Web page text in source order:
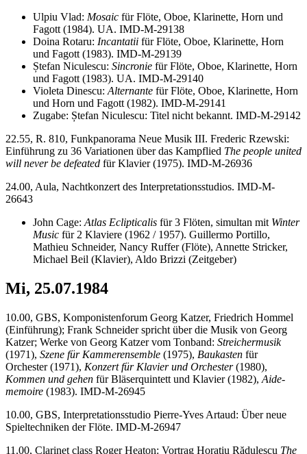
Ulpiu Vlad: Mosaic für Flöte, Oboe, Klarinette, Horn und
Fagott (1984). UA. IMD-M-29138
Doina Rotaru: Incantatii für Flöte, Oboe, Klarinette, Horn
und Fagott (1983). IMD-M-29139
Ștefan Niculescu: Sincronie für Flöte, Oboe, Klarinette, Horn
und Fagott (1983). UA. IMD-M-29140
Violeta Dinescu: Alternante für Flöte, Oboe, Klarinette, Horn
und Horn und Fagott (1982). IMD-M-29141
Zugabe: Ștefan Niculescu: Titel nicht bekannt. IMD-M-29142
22.55, R. 810, Funkpanorama Neue Musik III. Frederic Rzewski:
Einführung zu 36 Variationen über das Kampflied The people united
will never be defeated für Klavier (1975). IMD-M-26936
24.00, Aula, Nachtkonzert des Interpretationsstudios. IMD-M-
26643
John Cage: Atlas Eclipticalis für 3 Flöten, simultan mit Winter
Music für 2 Klaviere (1962 / 1957). Guillermo Portillo,
Mathieu Schneider, Nancy Ruffer (Flöte), Annette Stricker,
Michael Beil (Klavier), Aldo Brizzi (Zeitgeber)
Mi, 25.07.1984
10.00, GBS, Komponistenforum Georg Katzer, Friedrich Hommel
(Einführung); Frank Schneider spricht über die Musik von Georg
Katzer; Werke von Georg Katzer vom Tonband: Streichermusik
(1971), Szene für Kammerensemble (1975), Baukasten für
Orchester (1971), Konzert für Klavier und Orchester(1980),
Kommen und gehen für Bläserquintett und Klavier (1982), Aide-
memoire (1983). IMD-M-26945
10.00, GBS, Interpretationsstudio Pierre-Yves Artaud: Über neue
Spieltechniken der Flöte. IMD-M-26947
11.00, Clarinet class Roger Heaton: Vortrag Horațiu Rădulescu The